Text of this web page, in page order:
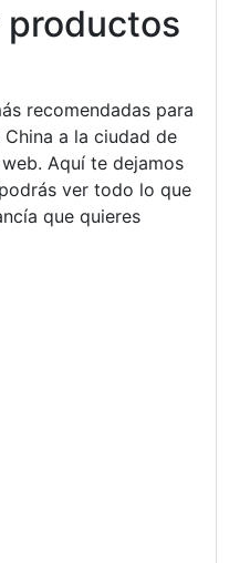
productos
recomendadas para
a la ciudad de
Aquí te dejamos
ver todo lo que
que quieres